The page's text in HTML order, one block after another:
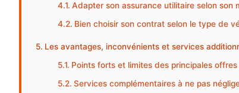
Adapter son assurance utilitaire selon son
Bien choisir son contrat selon le type de
Les avantages, inconvénients et services
Points forts et limites des principales offres
Services complémentaires à ne pas